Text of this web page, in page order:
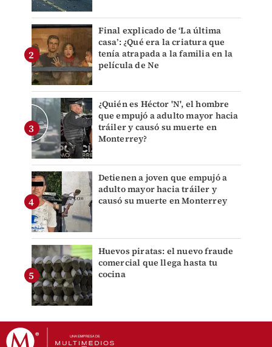
Final explicado de ‘La última
casa’: ¿Qué era la criatura que
tenía atrapada a la familia en la
película de Ne
¿Quién es Héctor 'N', el hombre
que empujó a adulto mayor hacia
tráiler y causó su muerte en
Monterrey?
Detienen a joven que empujó a
adulto mayor hacia tráiler y
causó su muerte en Monterrey
Huevos piratas: el nuevo fraude
comercial que llega hasta tu
cocina